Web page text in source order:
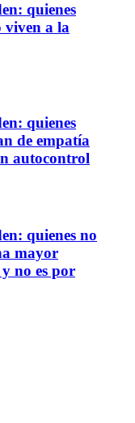
quienes
viven a la
quienes
de empatía
autocontrol
quienes no
mayor
no es por